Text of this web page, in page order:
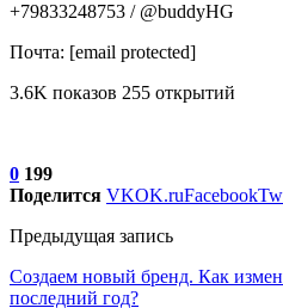
+79833248753 / @buddyHG
Почта: [email protected]
3.6K показов 255 открытий
0 199
Поделится VKOK.ruFacebook
Предыдущая запись
Создаем новый бренд. Как
последний год?